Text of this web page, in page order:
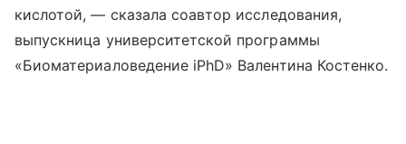
кислотой, — сказала соавтор исследования,
выпускница университетской программы
«Биоматериаловедение iPhD» Валентина Костенко.